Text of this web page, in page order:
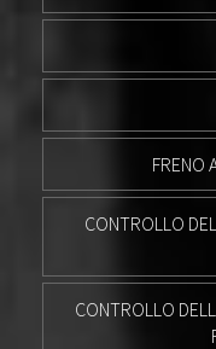
FRENO
CONTROLLO
CONTROLLO